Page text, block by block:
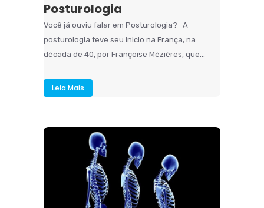
Posturologia
Você já ouviu falar em Posturologia? A
posturologia teve seu inicio na França, na
década de 40, por Françoise Mézières, que...
Leia Mais